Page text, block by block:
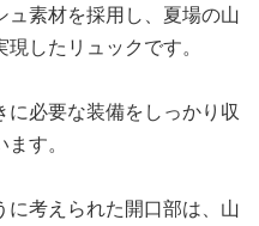
素材を採用し、夏場の山
したリュックです。
必要な装備をしっかり収
す。
考えられた開口部は、山